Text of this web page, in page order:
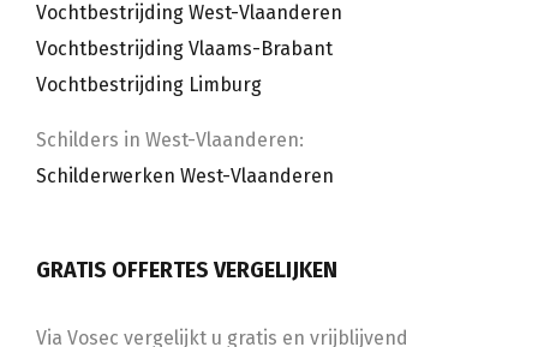
Vochtbestrijding West-Vlaanderen
Vochtbestrijding Vlaams-Brabant
Vochtbestrijding Limburg
Schilders in West-Vlaanderen:
Schilderwerken West-Vlaanderen
GRATIS OFFERTES VERGELIJKEN
Via Vosec vergelijkt u gratis en vrijblijvend